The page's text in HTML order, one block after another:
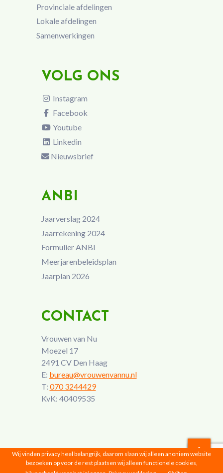
Provinciale afdelingen
Lokale afdelingen
Samenwerkingen
VOLG ONS
Instagram
Facebook
Youtube
Linkedin
Nieuwsbrief
ANBI
Jaarverslag 2024
Jaarrekening 2024
Formulier ANBI
Meerjarenbeleidsplan
Jaarplan 2026
CONTACT
Vrouwen van Nu
Moezel 17
2491 CV Den Haag
E: bureau@vrouwenvannu.nl
T: 070 3244429
KvK: 40409535
Vrouwen van Nu © 2026 |Privacyverklaring
Wij vinden privacy heel belangrijk, daarom slaan wij alleen anoniem website
bezoeken op voor de rest plaatsen wij alleen functionele cookies,